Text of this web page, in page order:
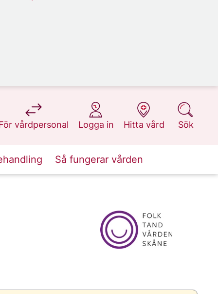
vårdpersonal
på 1177.se
Logga in
på 1177.se
Hitta vård
på 1177.se
Sök
på 1177.se
Så fungerar vården